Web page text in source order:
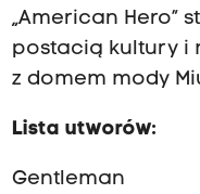
„American Hero”
postacią kultury i
z domem mody
Lista utworów:
Gentleman